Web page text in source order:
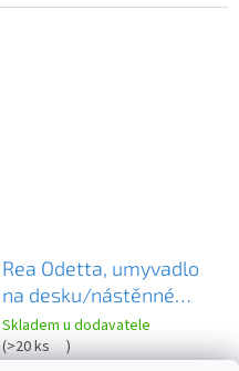
Rea Odetta, umyvadlo
na desku/nástěnné
510x250x115 mm, bílá
lesklá, REA-U3610
Skladem u dodavatele
(>20 ks )